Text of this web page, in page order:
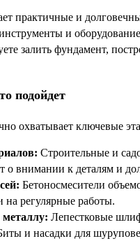
практичные и
и
залить фундамент,
подойдет
охватывает ключевые
Строительные и
внимании к деталям и
Бетоносмесители
на регулярные работы.
металлу: Лепестковые
и насадки для